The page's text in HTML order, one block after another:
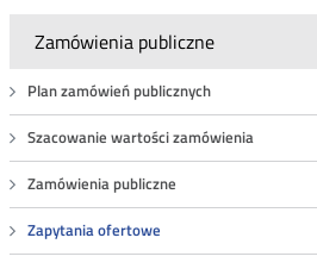
Zamówienia publiczne
Plan zamówień publicznych
Szacowanie wartości zamówienia
Zamówienia publiczne
Zapytania ofertowe